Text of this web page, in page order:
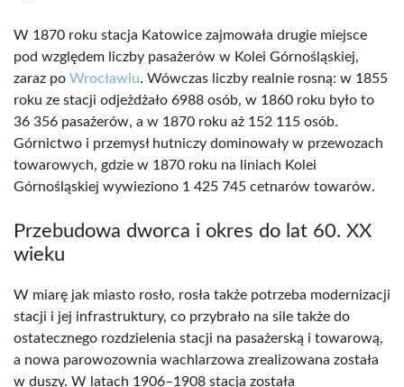
W 1870 roku stacja Katowice zajmowała drugie miejsce
pod względem liczby pasażerów w Kolei Górnośląskiej,
zaraz po Wrocławiu. Wówczas liczby realnie rosną: w 1855
roku ze stacji odjeżdżało 6988 osób, w 1860 roku było to
36 356 pasażerów, a w 1870 roku aż 152 115 osób.
Górnictwo i przemysł hutniczy dominowały w przewozach
towarowych, gdzie w 1870 roku na liniach Kolei
Górnośląskiej wywieziono 1 425 745 cetnarów towarów.
Przebudowa dworca i okres do lat 60. XX
wieku
W miarę jak miasto rosło, rosła także potrzeba modernizacji
stacji i jej infrastruktury, co przybrało na sile także do
ostatecznego rozdzielenia stacji na pasażerską i towarową,
a nowa parowozownia wachlarzowa zrealizowana została
w duszy. W latach 1906–1908 stacja została